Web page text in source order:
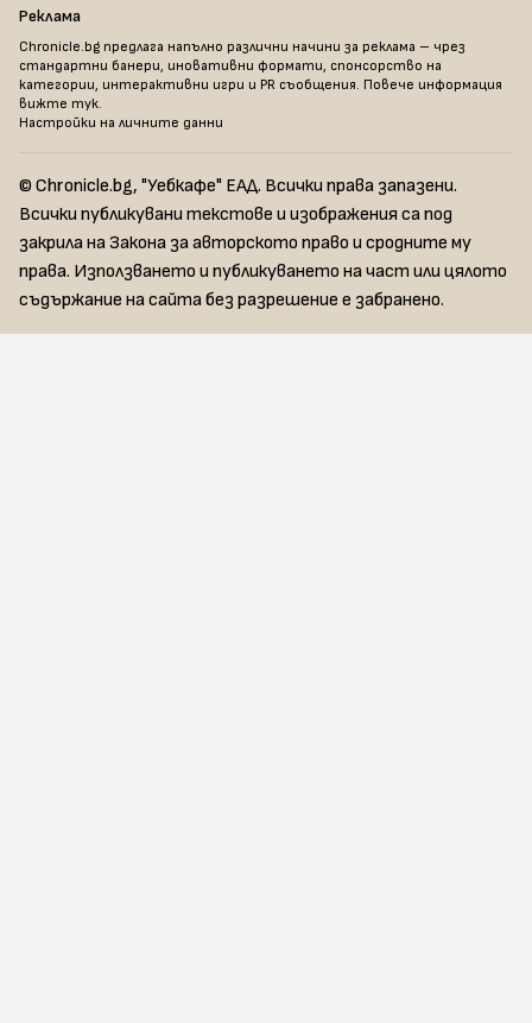
Реклама
Chronicle.bg предлага напълно различни начини за реклама – чрез
стандартни банери, иновативни формати, спонсорство на
категории, интерактивни игри и PR съобщения. Повече информация
вижте тук.
Настройки на личните данни
© Chronicle.bg, "Уебкафе" ЕАД. Всички права запазени.
Всички публикувани текстове и изображения са под
закрила на Закона за авторското право и сродните му
права. Използването и публикуването на част или цялото
съдържание на сайта без разрешение е забранено.